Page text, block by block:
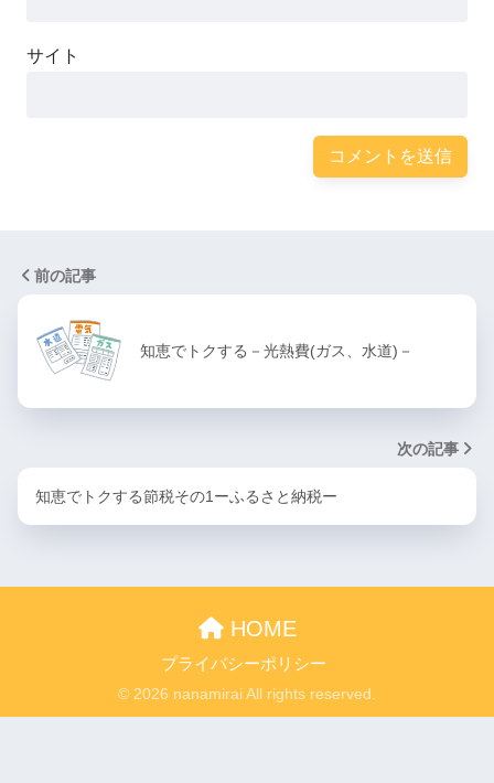
サイト
前の記事
知恵でトクする－光熱費(ガス、水道)－
次の記事
知恵でトクする節税その1ーふるさと納税ー
HOME
プライバシーポリシー
© 2026 nanamirai All rights reserved.